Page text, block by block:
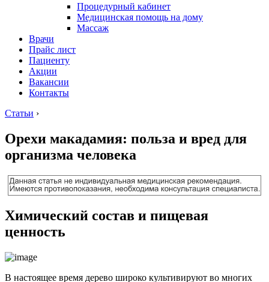
Процедурный кабинет
Медицинская помощь на дому
Массаж
Врачи
Прайс лист
Пациенту
Акции
Вакансии
Контакты
Статьи ›
Орехи макадамия: польза и вред для
организма человека
Химический состав и пищевая
ценность
В настоящее время дерево широко культивируют во многих